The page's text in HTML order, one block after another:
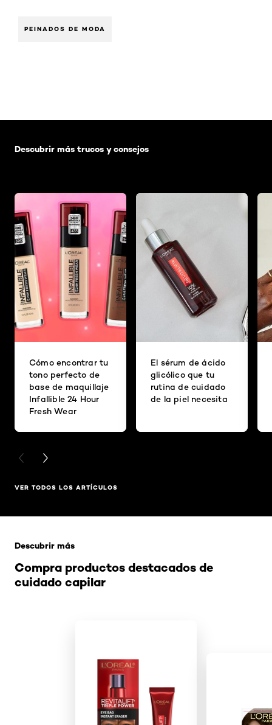
PEINADOS DE MODA
Descubrir más trucos y consejos
Cómo encontrar tu
tono perfecto de
base de maquillaje
Infallible 24 Hour
Fresh Wear
El sérum de ácido
glicólico que tu
rutina de cuidado
de la piel necesita
PREVIOUS CARD
NEXT CARD
VER TODOS LOS ARTÍCULOS
Compra productos destacados de
cuidado capilar
Descubrir más